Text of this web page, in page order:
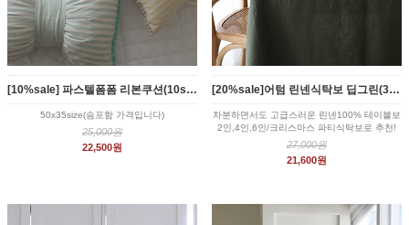
[10%sale] 파스텔폼폼 리본쿠션(10style)
50x35size(솜포함 가격입니다)
25,000원
22,500원
[20%sale]어텀 린넨식탁보 딥그린(3size)
차분하면서도 고급스러운 린넨100% 테이블보
2인,4인,6인/크리스마스 파티식탁보로 추천!
27,000원
21,600원